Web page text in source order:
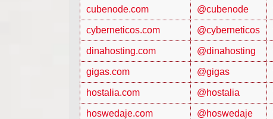
cubenode.com @cubenode
cyberneticos.com @cyberneticos
dinahosting.com @dinahosting
gigas.com @gigas
hostalia.com @hostalia
hoswedaje.com @hoswedaje